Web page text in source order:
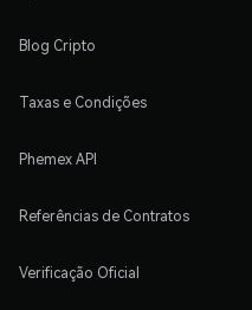
Blog Cripto
Taxas e Condições
Phemex API
Referências de Contratos
Verificação Oficial